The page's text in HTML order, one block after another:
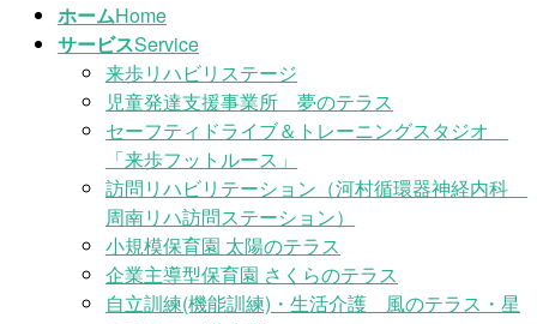
ホームHome
サービスService
来歩リハビリステージ
児童発達支援事業所 夢のテラス
セーフティドライブ＆トレーニングスタジオ
「来歩フットルース」
訪問リハビリテーション（河村循環器神経内科
周南リハ訪問ステーション）
小規模保育園 太陽のテラス
企業主導型保育園 さくらのテラス
自立訓練(機能訓練)・生活介護 風のテラス・星